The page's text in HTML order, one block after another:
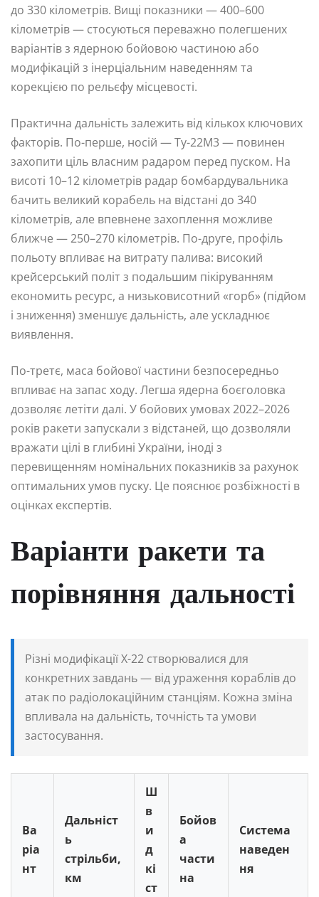
до 330 кілометрів. Вищі показники — 400–600
кілометрів — стосуються переважно полегшених
варіантів з ядерною бойовою частиною або
модифікацій з інерціальним наведенням та
корекцією по рельєфу місцевості.
Практична дальність залежить від кількох ключових
факторів. По-перше, носій — Ту-22М3 — повинен
захопити ціль власним радаром перед пуском. На
висоті 10–12 кілометрів радар бомбардувальника
бачить великий корабель на відстані до 340
кілометрів, але впевнене захоплення можливе
ближче — 250–270 кілометрів. По-друге, профіль
польоту впливає на витрату палива: високий
крейсерський політ з подальшим пікіруванням
економить ресурс, а низьковисотний «горб» (підйом
і зниження) зменшує дальність, але ускладнює
виявлення.
По-третє, маса бойової частини безпосередньо
впливає на запас ходу. Легша ядерна боєголовка
дозволяє летіти далі. У бойових умовах 2022–2026
років ракети запускали з відстаней, що дозволяли
вражати цілі в глибині України, іноді з
перевищенням номінальних показників за рахунок
оптимальних умов пуску. Це пояснює розбіжності в
оцінках експертів.
Варіанти ракети та
порівняння дальності
Різні модифікації Х-22 створювалися для
конкретних завдань — від ураження кораблів до
атак по радіолокаційним станціям. Кожна зміна
впливала на дальність, точність та умови
застосування.
Ва
ріа
нт
Дальніст
ь
стрільби,
км
Ш
в
и
д
кі
ст
Бойов
а
части
на
Система
наведен
ня